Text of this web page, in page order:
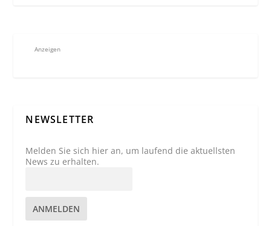
Anzeigen
NEWSLETTER
Melden Sie sich hier an, um laufend die aktuellsten
News zu erhalten.
ANMELDEN